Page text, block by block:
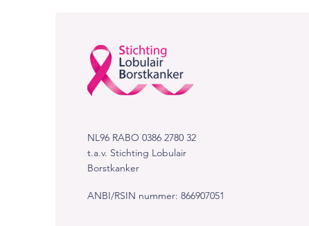
NL96 RABO 0386 2780 32
t.a.v. Stichting Lobulair
Borstkanker​​
ANBI/RSIN nummer: 866907051